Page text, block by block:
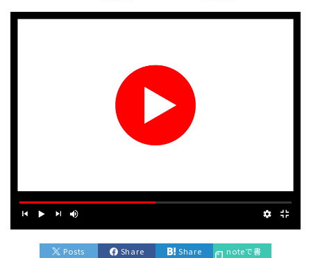
Posts Share Share
noteで書